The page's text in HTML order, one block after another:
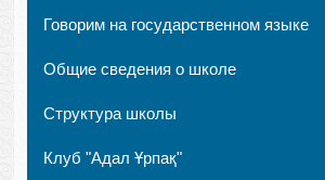
Говорим на государственном языке
Общие сведения о школе
Структура школы
Клуб "Адал Ұрпақ"